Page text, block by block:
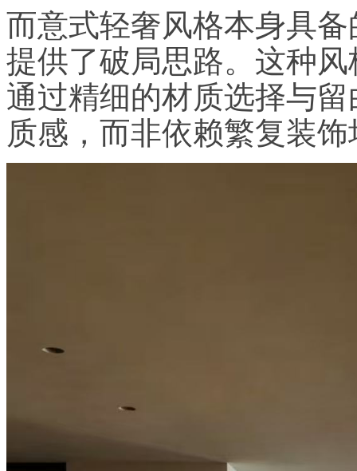
而意式轻奢风格本身具备
提供了破局思路。这种
通过精细的材质选择与
质感，而非依赖繁复装